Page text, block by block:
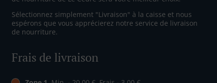
Sélectionnez simplement "Livraison" à la caisse et nous
espérons que vous apprécierez notre service de livraison
de nourriture.
Frais de livraison